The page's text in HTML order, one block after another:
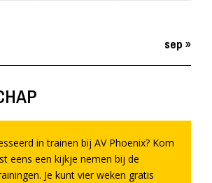
sep »
in trainen bij AV Phoenix? Kom
eens een kijkje nemen bij de
Je kunt vier weken gratis